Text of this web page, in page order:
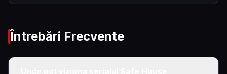
Întrebări Frecvente